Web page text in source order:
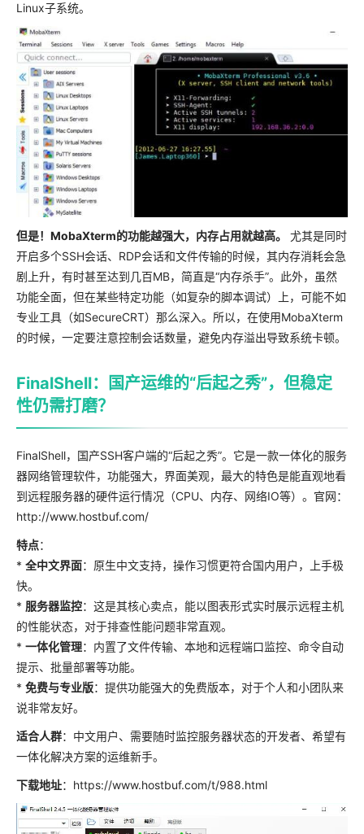
Linux子系统。
但是！MobaXterm的功能越强大，内存占用就越高。
尤其是同时
开启多个SSH会话、RDP会话和文件传输的时候，其内存消耗会急
剧上升，有时甚至达到几百MB，简直是“内存杀手”。此外，虽然
功能全面，但在某些特定功能（如复杂的脚本调试）上，可能不如
专业工具（如SecureCRT）那么深入。所以，在使用MobaXterm
的时候，一定要注意控制会话数量，避免内存溢出导致系统卡顿。
FinalShell：国产运维的“后起之秀”，但稳定
性仍需打磨？
FinalShell，国产SSH客户端的“后起之秀”。它是一款一体化的服务
器网络管理软件，功能强大，界面美观，最大的特色是能直观地看
到远程服务器的硬件运行情况（CPU、内存、网络IO等）。官网：
http://www.hostbuf.com/
特点：
* 全中文界面：原生中文支持，操作习惯更符合国内用户，上手极
快。
* 服务器监控：这是其核心卖点，能以图表形式实时展示远程主机
的性能状态，对于排查性能问题非常直观。
* 一体化管理：内置了文件传输、本地和远程端口监控、命令自动
提示、批量部署等功能。
* 免费与专业版：提供功能强大的免费版本，对于个人和小团队来
说非常友好。
适合人群：中文用户、需要随时监控服务器状态的开发者、希望有
一体化解决方案的运维新手。
下载地址：https://www.hostbuf.com/t/988.html